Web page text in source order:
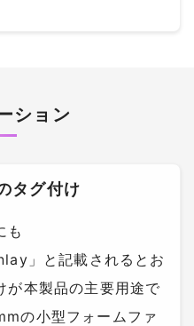
ション
タグ付け
も
」と記載されるとお
が本製品の主要用途で
の小型フォームファ